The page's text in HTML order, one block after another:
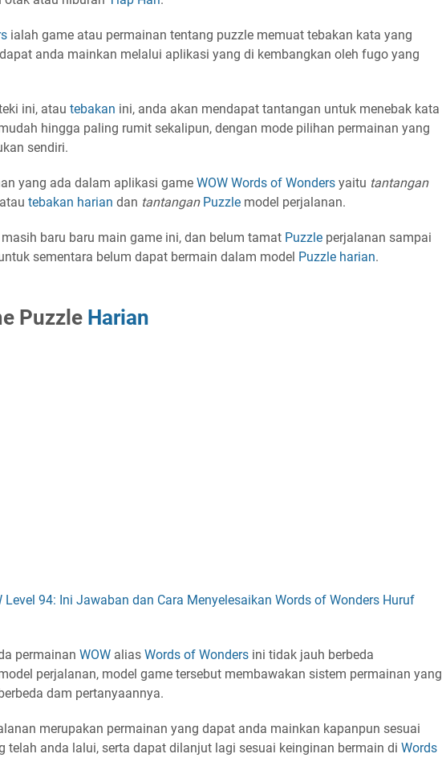
ialah game atau permainan tentang puzzle memuat tebakan kata yang
anda mainkan melalui aplikasi yang di kembangkan oleh fugo yang
ini, atau tebakan ini, anda akan mendapat tantangan untuk menebak kata
hingga paling rumit sekalipun, dengan mode pilihan permainan yang
sendiri.
yang ada dalam aplikasi game WOW Words of Wonders yaitu tantangan
atau tebakan harian dan tantangan Puzzle model perjalanan.
baru baru main game ini, dan belum tamat Puzzle perjalanan sampai
sementara belum dapat bermain dalam model Puzzle harian.
Puzzle Harian
Level 94: Ini Jawaban dan Cara Menyelesaikan Words of Wonders Huruf
permainan WOW alias Words of Wonders ini tidak jauh berbeda
perjalanan, model game tersebut membawakan sistem permainan yang
dam pertanyaannya.
merupakan permainan yang dapat anda mainkan kapanpun sesuai
telah anda lalui, serta dapat dilanjut lagi sesuai keinginan bermain di Words